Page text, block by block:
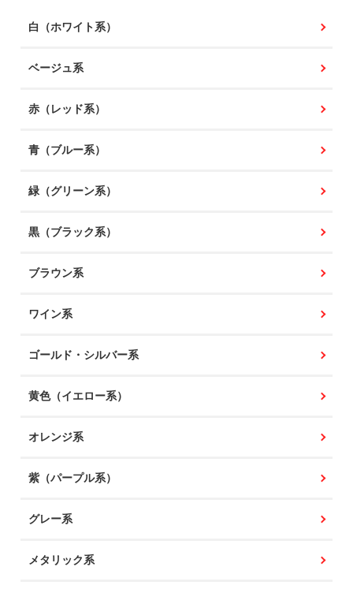
白（ホワイト系）
ベージュ系
赤（レッド系）
青（ブルー系）
緑（グリーン系）
黒（ブラック系）
ブラウン系
ワイン系
ゴールド・シルバー系
黄色（イエロー系）
オレンジ系
紫（パープル系）
グレー系
メタリック系